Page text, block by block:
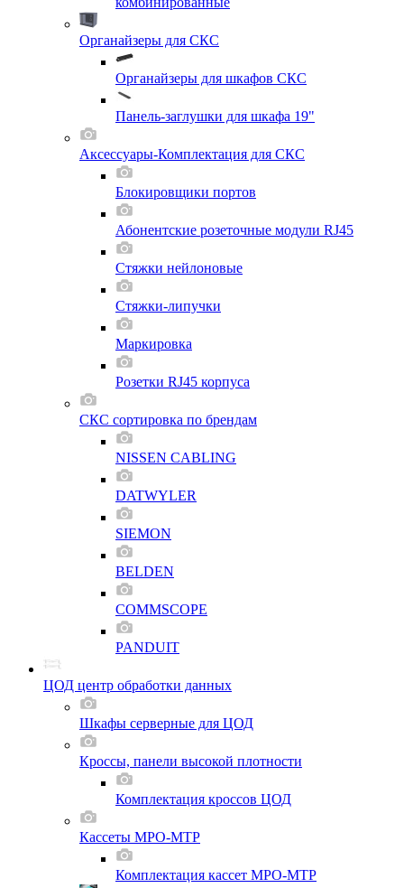
Органайзеры для СКС
Органайзеры для шкафов СКС
Панель-заглушки для шкафа 19"
Аксессуары-Комплектация для СКС
Блокировщики портов
Абонентские розеточные модули RJ45
Стяжки нейлоновые
Стяжки-липучки
Маркировка
Розетки RJ45 корпуса
СКС сортировка по брендам
NISSEN CABLING
DATWYLER
SIEMON
BELDEN
COMMSCOPE
PANDUIT
ЦОД центр обработки данных
Шкафы серверные для ЦОД
Кроссы, панели высокой плотности
Комплектация кроссов ЦОД
Кассеты MPO-MTP
Комплектация кассет MPO-MTP